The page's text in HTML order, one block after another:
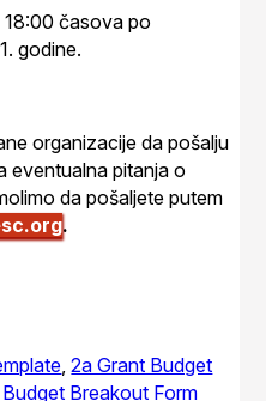
18:00 časova po
godine.
organizacije da pošalju
eventualna pitanja o
da pošaljete putem
.
,2a Grant Budget
Breakout Form